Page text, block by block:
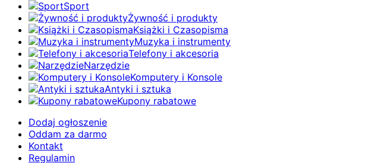
Sport
Żywność i produkty
Książki i Czasopisma
Muzyka i instrumenty
Telefony i akcesoria
Narzędzie
Komputery i Konsole
Antyki i sztuka
Kupony rabatowe
Dodaj ogłoszenie
Oddam za darmo
Kontakt
Regulamin